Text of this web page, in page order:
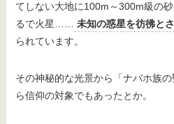
てしない大地に100m～300m級の
るで火星…… 未知の惑星を彷彿と
られています。
その神秘的な光景から「ナバホ族
ら信仰の対象でもあったとか。